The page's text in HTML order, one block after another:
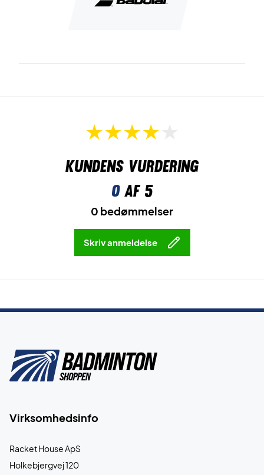
Kundens vurdering
0af 5
0 bedømmelser
Skriv anmeldelse
Virksomhedsinfo
Racket House ApS
Holkebjergvej 120